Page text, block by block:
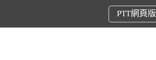
PTT網頁版